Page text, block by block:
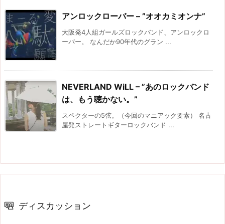
アンロックローバー – ”オオカミオンナ”
大阪発4人組ガールズロックバンド、アンロックロ
ーバー。 なんだか90年代のグラン ...
NEVERLAND WiLL – ”あのロックバンド
は、もう聴かない。”
スペクターの5弦。（今回のマニアック要素） 名古
屋発ストレートギターロックバンド ...
ディスカッション